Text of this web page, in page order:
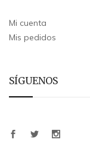
Mi cuenta
Mis pedidos
SÍGUENOS